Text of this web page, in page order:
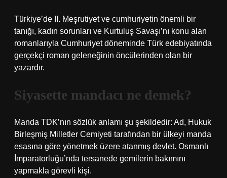
Türkiye’de II. Meşrutiyet ve cumhuriyetin önemli bir
tanığı, kadın sorunları ve Kurtuluş Savaşı’nı konu alan
romanlarıyla Cumhuriyet döneminde Türk edebiyatında
gerçekçi roman geleneğinin öncülerinden olan bir
yazardır.
Siyasette mandacı ne demek?
Manda TDK’nın sözlük anlamı şu şekildedir: Ad, Hukuk
Birleşmiş Milletler Cemiyeti tarafından bir ülkeyi manda
esasına göre yönetmek üzere atanmış devlet. Osmanlı
İmparatorluğu’nda tersanede gemilerin bakımını
yapmakla görevli kişi.